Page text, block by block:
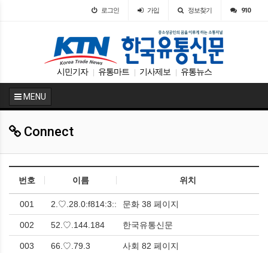
로그인 가입 정보찾기 910
시민기자 유통마트 기사제보 유통뉴스
MENU
Connect
번호 이름 위치
001 2.♡.28.0:f814:3:: 문화 38 페이지
002 52.♡.144.184 한국유통신문
003 66.♡.79.3 사회 82 페이지